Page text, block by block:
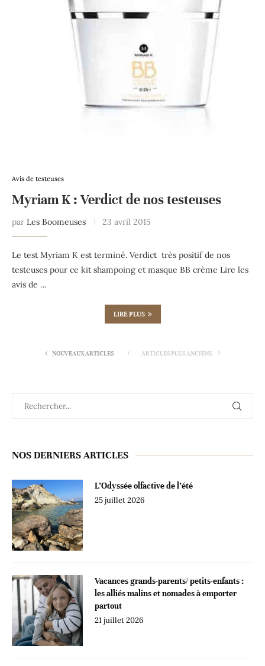
Avis de testeuses
Myriam K : Verdict de nos testeuses
par Les Boomeuses 23 avril 2015
Le test Myriam K est terminé. Verdict très positif de nos
testeuses pour ce kit shampoing et masque BB crème Lire les
avis de …
LIRE PLUS
NOUVEAUX ARTICLES ARTICLES PLUS ANCIENS
NOS DERNIERS ARTICLES
L’Odyssée olfactive de l’été
25 juillet 2026
Vacances grands-parents/ petits-enfants :
les alliés malins et nomades à emporter
partout
21 juillet 2026